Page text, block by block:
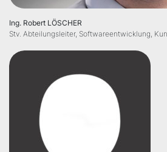
Ing. Robert LÖSCHER
Stv. Abteilungsleiter, Softwareentwicklung,